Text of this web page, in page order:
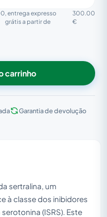
, entrega expresso
grátis a partir de
300.00
€
carrinho
Garantia de devolução
sertralina, um
à classe dos inibidores
(ISRS). Este